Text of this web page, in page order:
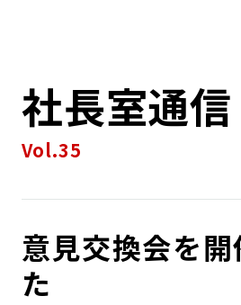
コンプライアンス
ガバナンス
コンダクト向上の取組み
ローカル共創イニシアティブ
個人投資家のみなさまへ
株式情報
財務情報・IR資料
IRニュース
担当役員メッセージ
サステナビリティマネジメント
持続可能な金融のフレームワーク
環境
社長室通信
Vol.35
意見交換会を
た